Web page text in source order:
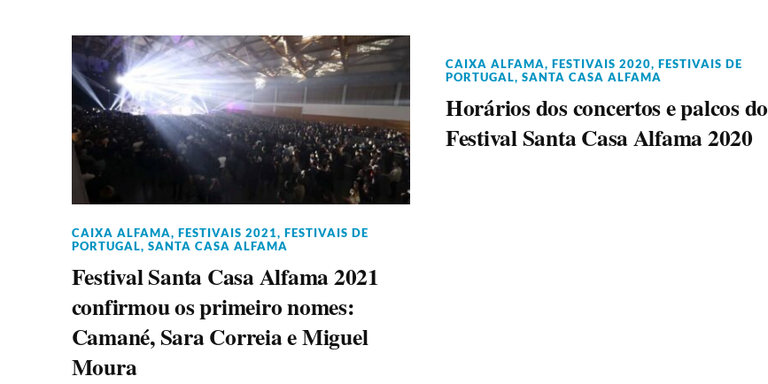
CAIXA ALFAMA, FESTIVAIS 2021, FESTIVAIS DE
PORTUGAL, SANTA CASA ALFAMA
Festival Santa Casa Alfama 2021
confirmou os primeiro nomes:
Camané, Sara Correia e Miguel
Moura
CAIXA ALFAMA, FESTIVAIS 2020, FESTIVAIS DE
PORTUGAL, SANTA CASA ALFAMA
Horários dos concertos e palcos do
Festival Santa Casa Alfama 2020